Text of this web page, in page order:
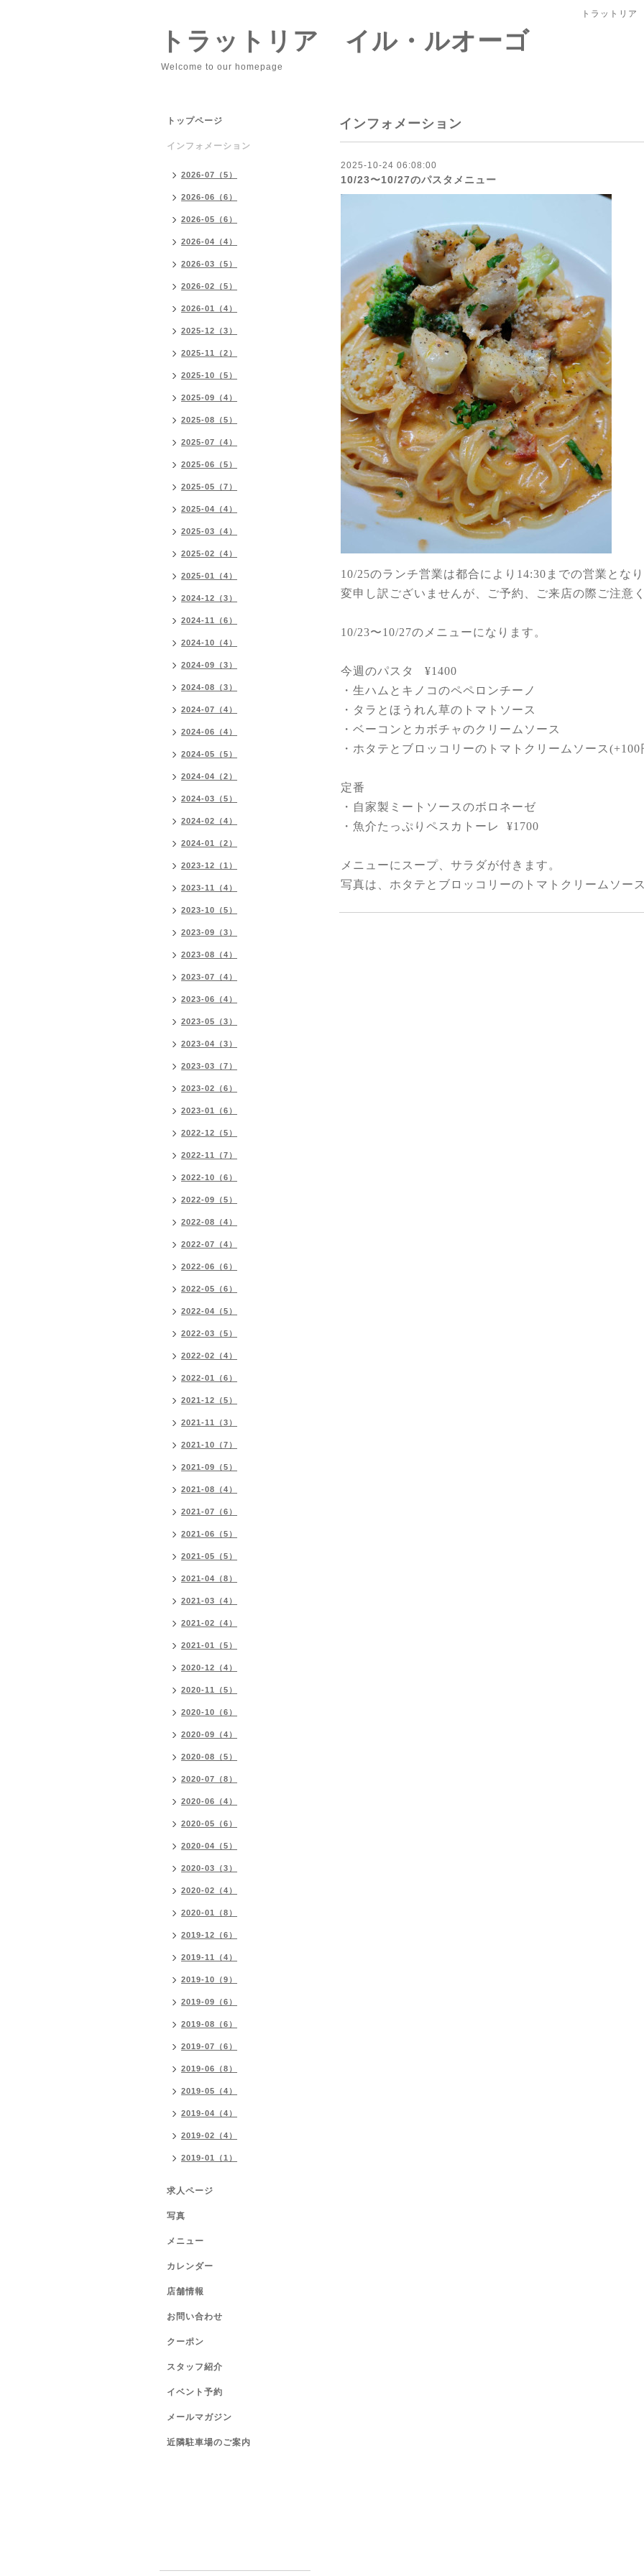
トラットリ
トラットリア イル・ルオーゴ
Welcome to our homepage
インフォメーション
2025-10-24 06:08:00
10/23〜10/27のパスタメニュー
10/25のランチ営業は都合により 14:30 までの営業とな
変申し訳ございませんが、ご予約、ご来店の際ご注意く
10/23〜10/27のメニューになります。
今週のパスタ
¥1400
・生ハムとキノコのペペロンチーノ
・タラとほうれん草のトマトソース
・ベーコンとカボチャのクリームソース
・ホタテとブロッコリーのトマトクリームソース (+100
定番
・自家製ミートソースのボロネーゼ
・魚介たっぷりペスカトーレ
¥1700
メニューにスープ、サラダが付きます。
写真は、 ホタテとブロッコリーのトマトクリームソース
トップページ
インフォメーション
2026-07（5）
2026-06（6）
2026-05（6）
2026-04（4）
2026-03（5）
2026-02（5）
2026-01（4）
2025-12（3）
2025-11（2）
2025-10（5）
2025-09（4）
2025-08（5）
2025-07（4）
2025-06（5）
2025-05（7）
2025-04（4）
2025-03（4）
2025-02（4）
2025-01（4）
2024-12（3）
2024-11（6）
2024-10（4）
2024-09（3）
2024-08（3）
2024-07（4）
2024-06（4）
2024-05（5）
2024-04（2）
2024-03（5）
2024-02（4）
2024-01（2）
2023-12（1）
2023-11（4）
2023-10（5）
2023-09（3）
2023-08（4）
2023-07（4）
2023-06（4）
2023-05（3）
2023-04（3）
2023-03（7）
2023-02（6）
2023-01（6）
2022-12（5）
2022-11（7）
2022-10（6）
2022-09（5）
2022-08（4）
2022-07（4）
2022-06（6）
2022-05（6）
2022-04（5）
2022-03（5）
2022-02（4）
2022-01（6）
2021-12（5）
2021-11（3）
2021-10（7）
2021-09（5）
2021-08（4）
2021-07（6）
2021-06（5）
2021-05（5）
2021-04（8）
2021-03（4）
2021-02（4）
2021-01（5）
2020-12（4）
2020-11（5）
2020-10（6）
2020-09（4）
2020-08（5）
2020-07（8）
2020-06（4）
2020-05（6）
2020-04（5）
2020-03（3）
2020-02（4）
2020-01（8）
2019-12（6）
2019-11（4）
2019-10（9）
2019-09（6）
2019-08（6）
2019-07（6）
2019-06（8）
2019-05（4）
2019-04（4）
2019-02（4）
2019-01（1）
求人ページ
写真
メニュー
カレンダー
店舗情報
お問い合わせ
クーポン
スタッフ紹介
イベント予約
メールマガジン
近隣駐車場のご案内